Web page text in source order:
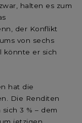
halten es zum
der Konflikt
von sechs
könnte er sich
hat die
Die Renditen
3 % – dem
jetzigen